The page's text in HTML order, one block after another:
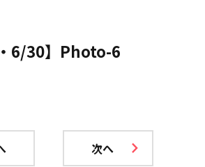
6/30】Photo-6
次へ